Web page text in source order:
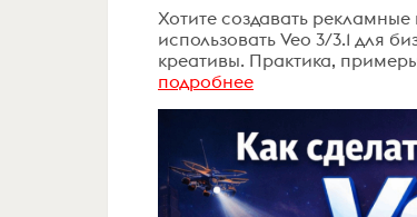
Хотите создавать
использовать Veo 3/3.1 для
креативы. Практика,
подробнее